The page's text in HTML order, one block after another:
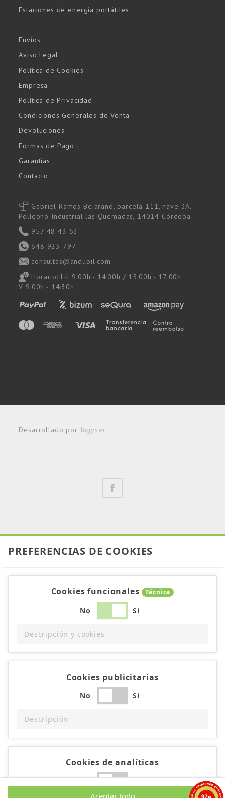
Estaciones de energía portátiles
Envíos
Aviso Legal
Política de Cookies
Empresa
Política de Privacidad
Condiciones Generales de Venta
Devoluciones
Formas de Pago
Garantías
Contacto
Gabriel Ramos Bejarano, parcela 111, nave 3A.
Polígono Industrial las Quemadas, 14014 Córdoba
957 48 43 53
648 923 797
consultas@andupil.com
Horario: L-J 9:00h - 14:00h / 15:00h - 17:00h
V 9:00h - 14:30h
Desarrollado por Ingyser
PREFERENCIAS DE COOKIES
Cookies funcionales Técnica
No Si
Descripción y cookies
Cookies publicitarias
No Si
Descripción
Cookies de analíticas
No Si